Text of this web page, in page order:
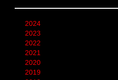
2024
2023
2022
2021
2020
2019